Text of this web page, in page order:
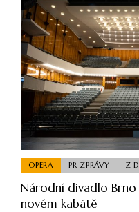
OPERA PR ZPRÁVY Z
Národní divadlo
novém kabátě